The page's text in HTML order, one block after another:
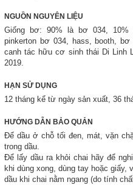
NGUỒN NGUYÊN LIỆU
Giống bơ: 90% là bơ 034,
pinkerton bơ 034, hass, booth,
canh tác hữu cơ sinh thái Di Linh
2019.
HẠN SỬ DỤNG
12 tháng kể từ ngày sản xuất, 36
HƯỚNG DẪN BẢO QUẢN
Để dầu ở chỗ tối đen, mát, vặn
trong dầu.
Để lấy dầu ra khỏi chai hãy để
khi dùng xong, dùng tay hoặc giấy,
dầu khi chai nằm ngang (do tính